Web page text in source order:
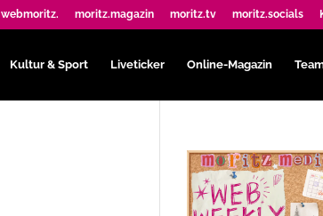
webmoritz. moritz.magazin moritz.tv moritz.socials
Kultur & Sport Liveticker Online-Magazin